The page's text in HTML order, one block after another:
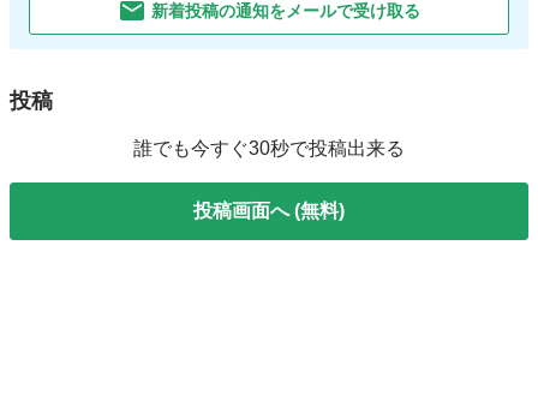
新着投稿の通知をメールで受け取る
投稿
誰でも今すぐ30秒で投稿出来る
投稿画面へ (無料)